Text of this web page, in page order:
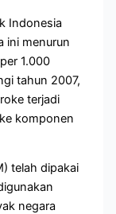
Indonesia
ini menurun
1.000
tahun 2007,
terjadi
komponen
telah dipakai
negara